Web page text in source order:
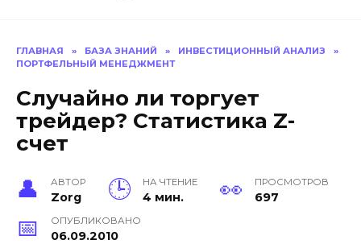
ГЛАВНАЯ » БАЗА ЗНАНИЙ » ИНВЕСТИЦИОННЫЙ АНАЛИЗ
»
ПОРТФЕЛЬНЫЙ МЕНЕДЖМЕНТ
Случайно ли торгует
трейдер? Статистика Z-
счет
АВТОР
Zorg
НА ЧТЕНИЕ
4 мин.
ПРОСМОТРОВ
697
ОПУБЛИКОВАНО
06.09.2010